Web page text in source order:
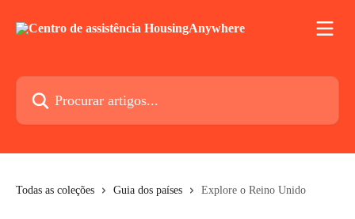
Procurar artigos...
Todas as coleções Guia dos países Explore o Reino Unido